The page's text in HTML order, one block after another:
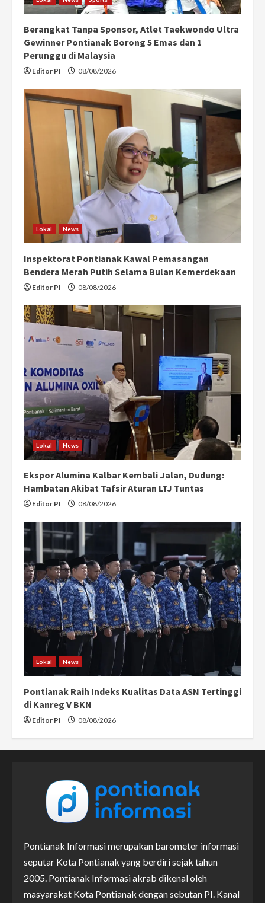
Berangkat Tanpa Sponsor, Atlet Taekwondo Ultra
Gewinner Pontianak Borong 5 Emas dan 1
Perunggu di Malaysia
Editor PI 08/08/2026
Lokal News
Inspektorat Pontianak Kawal Pemasangan
Bendera Merah Putih Selama Bulan Kemerdekaan
Editor PI 08/08/2026
Lokal News
Ekspor Alumina Kalbar Kembali Jalan, Dudung:
Hambatan Akibat Tafsir Aturan LTJ Tuntas
Editor PI 08/08/2026
Lokal News
Pontianak Raih Indeks Kualitas Data ASN Tertinggi
di Kanreg V BKN
Editor PI 08/08/2026
Pontianak Informasi merupakan barometer informasi
seputar Kota Pontianak yang berdiri sejak tahun
2005. Pontianak Informasi akrab dikenal oleh
masyarakat Kota Pontianak dengan sebutan PI. Kanal